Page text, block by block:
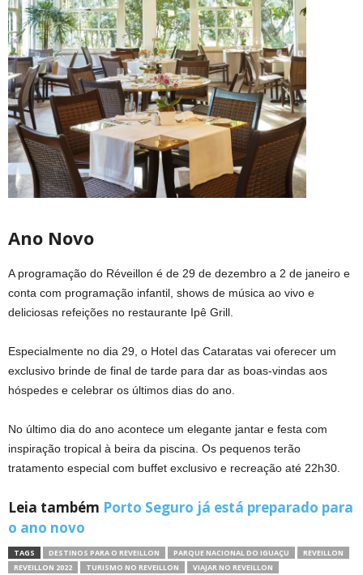
Ano Novo
A programação do Réveillon é de 29 de dezembro a 2 de janeiro e
conta com programação infantil, shows de música ao vivo e
deliciosas refeições no restaurante Ipê Grill.
Especialmente no dia 29, o Hotel das Cataratas vai oferecer um
exclusivo brinde de final de tarde para dar as boas-vindas aos
hóspedes e celebrar os últimos dias do ano.
No último dia do ano acontece um elegante jantar e festa com
inspiração tropical à beira da piscina. Os pequenos terão
tratamento especial com buffet exclusivo e recreação até 22h30.
Leia também Porto Seguro já está preparado para
o ano novo
TAGS DESTINOS PARA O REVEILLON PARQUE NACIONAL DO IGUAÇU
REVEILLON
REVEILLON 2022
TURISMO NO REVEILLON VIAJAR NO REVEILLON